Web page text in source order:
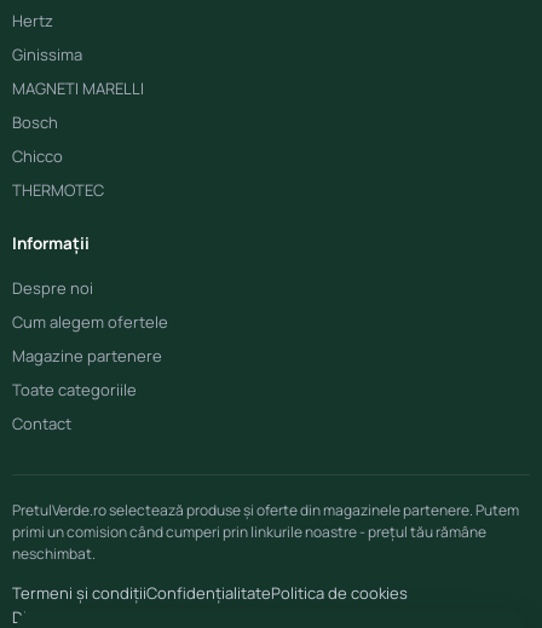
Hertz
Ginissima
MAGNETI MARELLI
Bosch
Chicco
THERMOTEC
Informații
Despre noi
Cum alegem ofertele
Magazine partenere
Toate categoriile
Contact
PretulVerde.ro selectează produse și oferte din magazinele partenere. Putem
primi un comision când cumperi prin linkurile noastre - prețul tău rămâne
neschimbat.
Termeni și condițiiConfidențialitatePolitica de cookies
Disclaimer afiliere